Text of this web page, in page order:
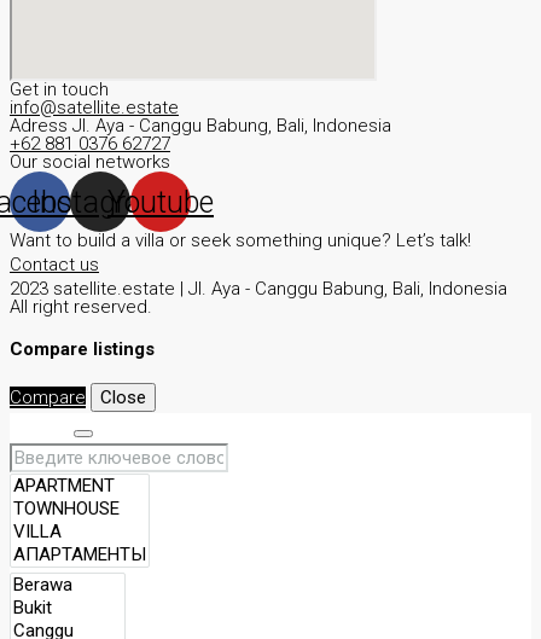
Get in touch
info@satellite.estate
Adress JI. Aya - Canggu Babung, Bali, Indonesia
+62 881 0376 62727
Our social networks
Instagram
Youtube
Want to build a villa or seek something unique? Let’s talk!
Contact us
2023 satellite.estate | JI. Aya - Canggu Babung, Bali, Indonesia
All right reserved.
Compare listings
Compare
Close